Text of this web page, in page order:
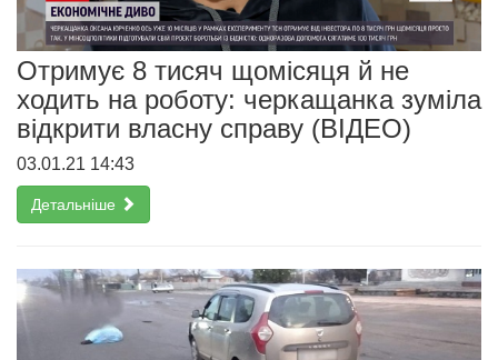
Отримує 8 тисяч щомісяця й не
ходить на роботу: черкащанка зуміла
відкрити власну справу (ВІДЕО)
03.01.21 14:43
Детальніше